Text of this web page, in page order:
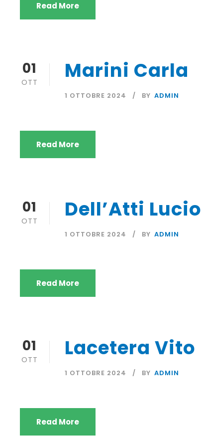
Read More
01
OTT Marini Carla
1 OTTOBRE 2024 BY ADMIN
Read More
01
OTT Dell’Atti Lucio
1 OTTOBRE 2024 BY ADMIN
Read More
01
OTT Lacetera Vito
1 OTTOBRE 2024 BY ADMIN
Read More